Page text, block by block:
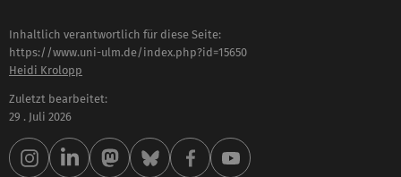
Inhaltlich verantwortlich für diese Seite:
https://www.uni-ulm.de/index.php?id=15650
Heidi Krolopp
Zuletzt bearbeitet:
29 . Juli 2026